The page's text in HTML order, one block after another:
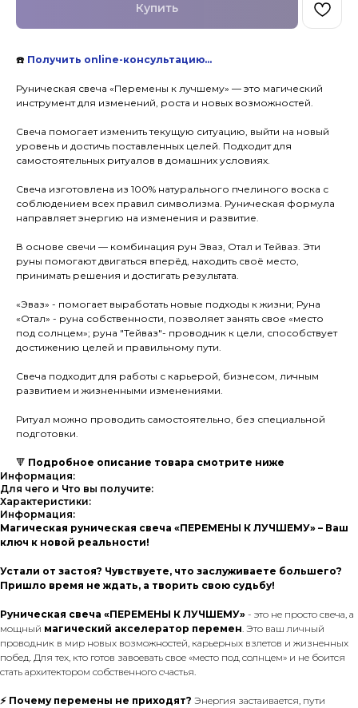
Купить
☎️ Получить online-консультацию…
Руническая свеча «Перемены к лучшему» — это магический
инструмент для изменений, роста и новых возможностей.
Свеча помогает изменить текущую ситуацию, выйти на новый
уровень и достичь поставленных целей. Подходит для
самостоятельных ритуалов в домашних условиях.
Свеча изготовлена из 100% натурального пчелиного воска с
соблюдением всех правил символизма. Руническая формула
направляет энергию на изменения и развитие.
В основе свечи — комбинация рун Эваз, Отал и Тейваз. Эти
руны помогают двигаться вперёд, находить своё место,
принимать решения и достигать результата.
«Эваз» - помогает выработать новые подходы к жизни; Руна
«Отал» - руна собственности, позволяет занять свое «место
под солнцем»; руна "Тейваз"- проводник к цели, способствует
достижению целей и правильному пути.
Свеча подходит для работы с карьерой, бизнесом, личным
развитием и жизненными изменениями.
Ритуал можно проводить самостоятельно, без специальной
подготовки.
🔻 Подробное описание товара смотрите ниже
Информация:
Для чего и Что вы получите:
Характеристики:
Информация:
Магическая руническая свеча «ПЕРЕМЕНЫ К ЛУЧШЕМУ» – Ваш
ключ к новой реальности!
Устали от застоя? Чувствуете, что заслуживаете большего?
Пришло время не ждать, а творить свою судьбу!
Руническая свеча «ПЕРЕМЕНЫ К ЛУЧШЕМУ» - это не просто свеча, а
мощный магический акселератор перемен. Это ваш личный
проводник в мир новых возможностей, карьерных взлетов и жизненных
побед. Для тех, кто готов завоевать свое «место под солнцем» и не боится
стать архитектором собственного счастья.
⚡ Почему перемены не приходят? Энергия застаивается, пути